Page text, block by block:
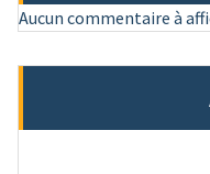
Aucun commentaire à